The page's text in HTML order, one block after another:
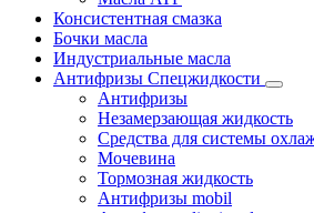
Консистентная смазка
Бочки масла
Индустриальные масла
Антифризы Спецжидкости
Антифризы
Незамерзающая жидкость
Средства для системы
Мочевина
Тормозная жидкость
Антифризы mobil